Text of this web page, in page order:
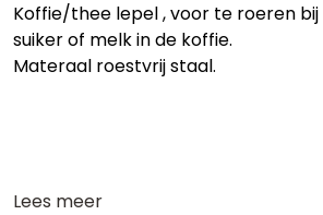
Koffie/thee lepel , voor te roeren
suiker of melk in de koffie.
Materaal roestvrij staal.
Lees meer